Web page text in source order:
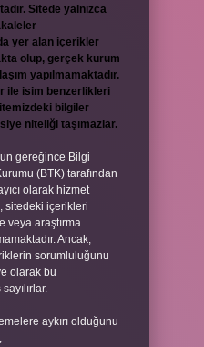
Sitede yalnızca
yer alan içerikler
olup, gerçek kurum
yapılmamaktadır.
ile isim benzerlikleri
bilgiler
niteliği taşımazlar.
gereğince Bilgi
(BTK) tarafından
olarak hizmet
sitedeki içerikleri
veya araştırma
Ancak,
sorumluluğunu
olarak bu
aykırı olduğunu